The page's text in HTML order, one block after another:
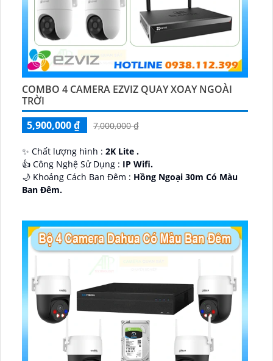
COMBO 4 CAMERA EZVIZ QUAY XOAY NGOÀI
TRỜI
5,900,000 ₫
7,000,000 ₫
✨ Chất lượng hình : 2K Lite .
👍 Công Nghệ Sử Dụng : IP Wifi.
🌙 Khoảng Cách Ban Đêm : Hồng Ngoại 30m Có Màu
Ban Ðêm.